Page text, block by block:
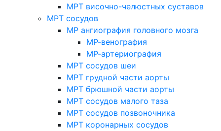
МРТ височно-челюстных суставов
МРТ сосудов
МР ангиография головного мозга
МР-венография
МР-артериография
МРТ сосудов шеи
МРТ грудной части аорты
МРТ брюшной части аорты
МРТ сосудов малого таза
МРТ сосудов позвоночника
МРТ коронарных сосудов